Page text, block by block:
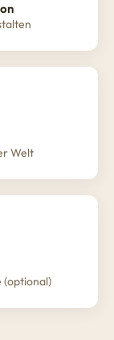
Welt
(optional)